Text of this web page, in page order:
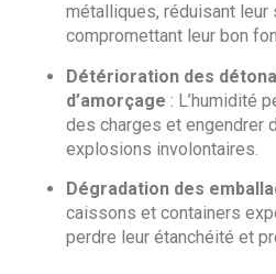
métalliques, réduisant
compromettant leur bon
Détérioration des
d’amorçage : L’humidité
des charges et engendrer
explosions involontaires.
Dégradation des
caissons et containers
perdre leur étanchéité et